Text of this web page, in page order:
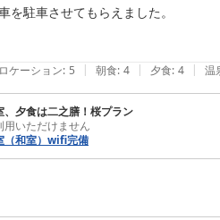
を駐車させてもらえました。
ロケーション: 5 | 朝食: 4 | 夕食: 4 | 温
、夕食は二之膳！桜プラン
用いただけません
（和室）wifi完備